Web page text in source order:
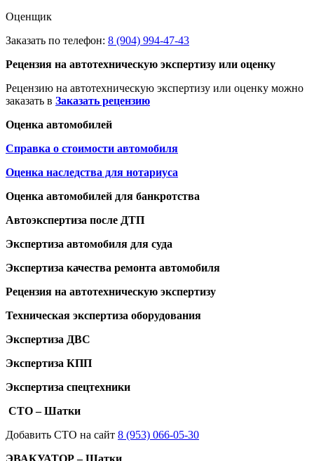
Оценщик
Заказать по телефон: 8 (904) 994-47-43
Рецензия на автотехническую экспертизу или оценку
Рецензию на автотехническую экспертизу или оценку можно
заказать в Заказать рецензию
Оценка автомобилей
Справка о стоимости автомобиля
Оценка наследства для нотариуса
Оценка автомобилей для банкротства
Автоэкспертиза после ДТП
Экспертиза автомобиля для суда
Экспертиза качества ремонта автомобиля
Рецензия на автотехническую экспертизу
Техническая экспертиза оборудования
Экспертиза ДВС
Экспертиза КПП
Экспертиза спецтехники
СТО – Шатки
Добавить СТО на сайт 8 (953) 066-05-30
ЭВАКУАТОР – Шатки